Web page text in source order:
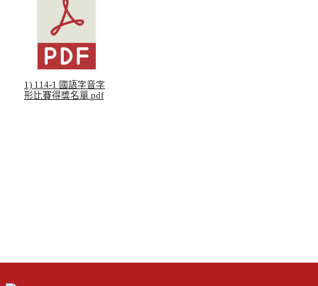
啟英高中-汽車科榮耀桃園
啟英高中-時尚科桃園第一
1) 114-1 國語字音字
形比賽得獎名單.pdf